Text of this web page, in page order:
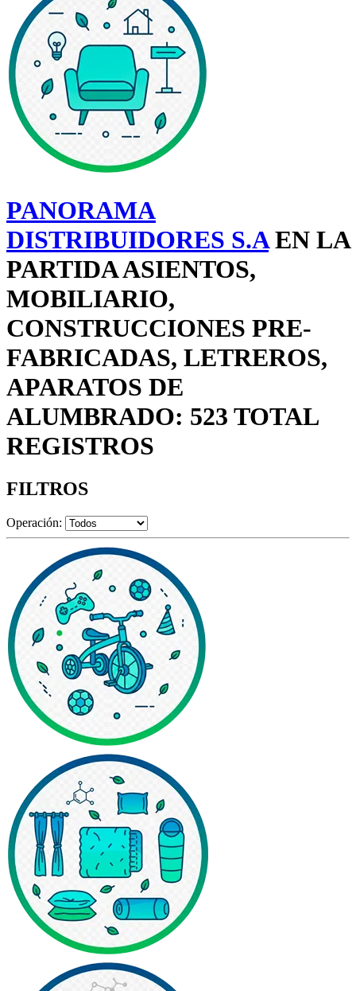
PANORAMA
DISTRIBUIDORES S.AEN LA
PARTIDA ASIENTOS,
MOBILIARIO,
CONSTRUCCIONES PRE-
FABRICADAS, LETREROS,
APARATOS DE
ALUMBRADO: 523 TOTAL
REGISTROS
FILTROS
Operación: